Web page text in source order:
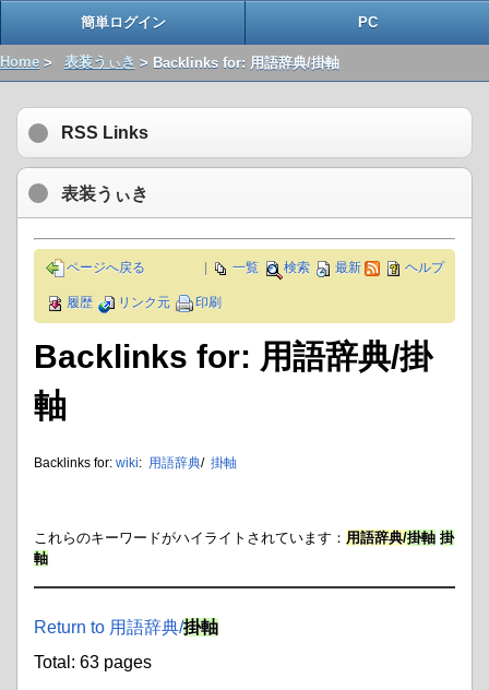
簡単ログイン PC
Home > 表装うぃき > Backlinks for: 用語辞典/掛軸
RSS Links
表装うぃき
一覧 検索 最新 ヘルプ
ページへ戻る
履歴 リンク元 印刷
Backlinks for: 用語辞典/掛
軸
Backlinks for: wiki: 用語辞典/ 掛軸
これらのキーワードがハイライトされています： 用語辞典/掛軸 掛
軸
Return to 用語辞典​/掛軸
Total: 63 pages